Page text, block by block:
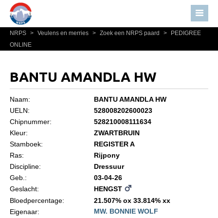
Home
Nieuws
Bestuur NRPS
Informatie
Statuten en reglementen
Algemeen
Paardenpaspoort aanvragen
NRPS > Veulens en merries > Zoek een NRPS paard >
PEDIGREE
ONLINE
BANTU AMANDLA HW
Naam:
BANTU AMANDLA HW
UELN:
528008202600023
Chipnummer:
528210008111634
Kleur:
ZWARTBRUIN
Stamboek:
REGISTER A
Ras:
Rijpony
Discipline:
Dressuur
Geb.:
03-04-26
Geslacht:
HENGST
Bloedpercentage:
21.507% ox 33.814% xx
Eigenaar:
MW. BONNIE WOLF